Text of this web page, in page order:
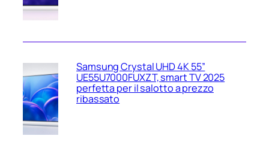
Samsung Crystal UHD 4K 55”
UE55U7000FUXZT, smart TV 2025
perfetta per il salotto a prezzo
ribassato